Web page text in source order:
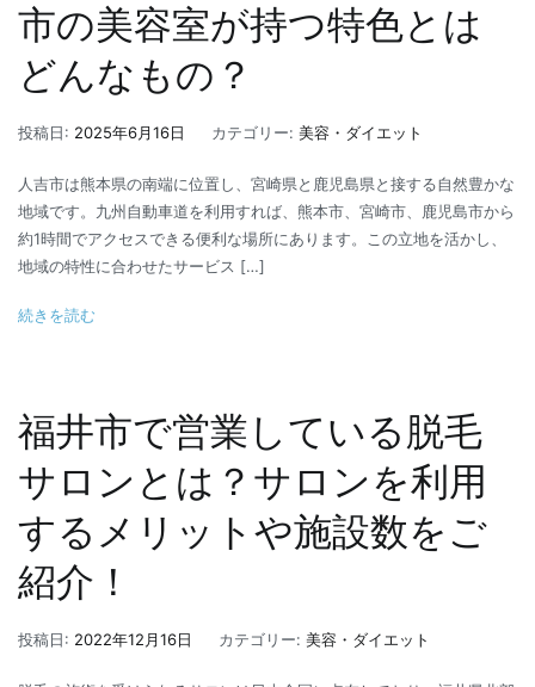
市の美容室が持つ特色とは
どんなもの？
投稿日: 2025年6月16日 カテゴリー: 美容・ダイエット
人吉市は熊本県の南端に位置し、宮崎県と鹿児島県と接する自然豊かな
地域です。九州自動車道を利用すれば、熊本市、宮崎市、鹿児島市から
約1時間でアクセスできる便利な場所にあります。この立地を活かし、
地域の特性に合わせたサービス […]
続きを読む
福井市で営業している脱毛
サロンとは？サロンを利用
するメリットや施設数をご
紹介！
投稿日: 2022年12月16日 カテゴリー: 美容・ダイエット